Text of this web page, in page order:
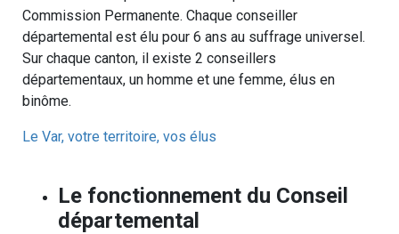
Commission Permanente. Chaque conseiller
départemental est élu pour 6 ans au suffrage universel.
Sur chaque canton, il existe 2 conseillers
départementaux, un homme et une femme, élus en
binôme.
Le Var, votre territoire, vos élus
Le fonctionnement du Conseil
départemental